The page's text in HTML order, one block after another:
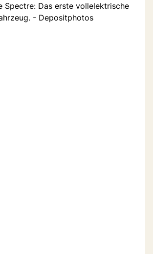
Spectre: Das erste vollelektrische
- Depositphotos